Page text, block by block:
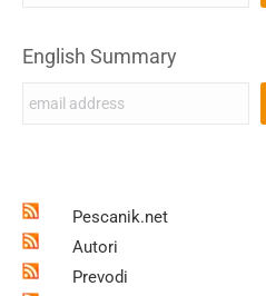
English Summary
Pescanik.net
Autori
Prevodi